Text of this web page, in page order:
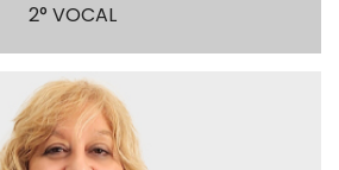
2° VOCAL